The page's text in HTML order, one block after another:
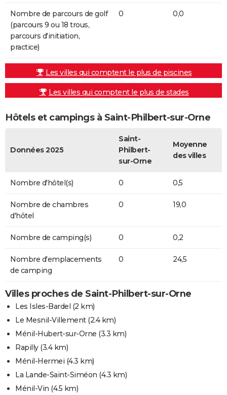
Nombre de parcours de golf
(parcours 9 ou 18 trous,
parcours d'initiation,
practice)
0 0,0
Les villes qui comptent le plus de piscines
Les villes qui comptent le plus de stades
Hôtels et campings à Saint-Philbert-sur-Orne
Données 2025
Saint-
Philbert-
sur-Orne
Moyenne
des villes
Nombre d'hôtel(s) 0 0,5
Nombre de chambres
d'hôtel
0 19,0
Nombre de camping(s) 0 0,2
Nombre d'emplacements
de camping
0 24,5
Villes proches de Saint-Philbert-sur-Orne
Les Isles-Bardel (2 km)
Le Mesnil-Villement(2.4 km)
Ménil-Hubert-sur-Orne (3.3 km)
Rapilly(3.4 km)
Ménil-Hermei (4.3 km)
La Lande-Saint-Siméon (4.3 km)
Ménil-Vin (4.5 km)